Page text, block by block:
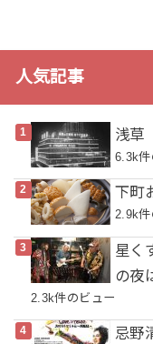
人気記事
浅草
6.3k件
下町
2.9k件
星く
の夜
2.3k件のビュー
忌野